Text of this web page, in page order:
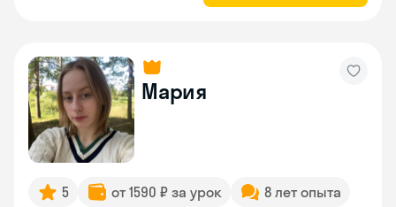
Мария
5 от 1590 ₽ за урок
8 лет опыта